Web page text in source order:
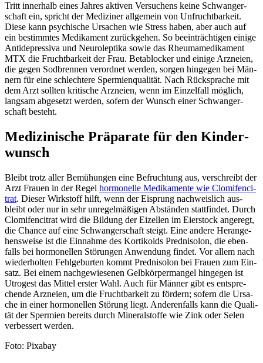
Tritt inner­halb eines Jah­res akti­ven Ver­su­chens kei­ne Schwan­ger­
schaft ein, spricht der Medi­zi­ner all­ge­mein von Unfrucht­bar­keit.
Die­se kann psy­chi­sche Ursa­chen wie Stress haben, aber auch auf
ein bestimm­tes Medi­ka­ment zurück­ge­hen. So beein­träch­ti­gen eini­ge
Anti­de­pres­si­va und Neu­ro­lep­ti­ka sowie das Rheu­ma­me­di­ka­ment
MTX die Frucht­bar­keit der Frau. Beta­blo­cker und eini­ge Arz­nei­en,
die gegen Sod­bren­nen ver­ord­net wer­den, sor­gen hin­ge­gen bei Män­
nern für eine schlech­te­re Sper­mi­en­qua­li­tät. Nach Rück­spra­che mit
dem Arzt soll­ten kri­ti­sche Arz­nei­en, wenn im Ein­zel­fall mög­lich,
lang­sam abge­setzt wer­den, sofern der Wunsch einer Schwan­ger­
schaft besteht.
Medi­zi­ni­sche Prä­pa­ra­te für den Kin­der­
wunsch
Bleibt trotz aller Bemü­hun­gen eine Befruch­tung aus, ver­schreibt der
Arzt Frau­en in der Regel hor­mo­nel­le Medi­ka­men­te wie Clo­mi­fen­ci­
trat. Die­ser Wirk­stoff hilft, wenn der Eisprung nach­weis­lich aus­
bleibt oder nur in sehr unre­gel­mä­ßi­gen Abstän­den statt­fin­det. Durch
Clo­mi­fen­ci­trat wird die Bil­dung der Eizel­len im Eier­stock ange­regt,
die Chan­ce auf eine Schwan­ger­schaft steigt. Eine ande­re Her­an­ge­
hens­wei­se ist die Ein­nah­me des Kor­ti­ko­ids Predn­iso­lon, die eben­
falls bei hor­mo­nel­len Stö­run­gen Anwen­dung fin­det. Vor allem nach
wie­der­hol­ten Fehl­ge­bur­ten kommt Predn­iso­lon bei Frau­en zum Ein­
satz. Bei einem nach­ge­wie­se­nen Gelb­kör­per­man­gel hin­ge­gen ist
Utro­gest das Mit­tel ers­ter Wahl. Auch für Män­ner gibt es ent­spre­
chen­de Arz­nei­en, um die Frucht­bar­keit zu för­dern; sofern die Ursa­
che in einer hor­mo­nel­len Stö­rung liegt. Ande­ren­falls kann die Qua­li­
tät der Sper­mi­en bereits durch Mine­ral­stof­fe wie Zink oder Selen
ver­bes­sert wer­den.
Foto: Pix­a­bay